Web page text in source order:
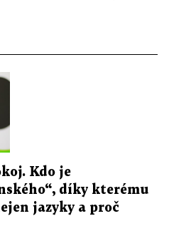
Kdo je
díky kterému
jazyky a proč